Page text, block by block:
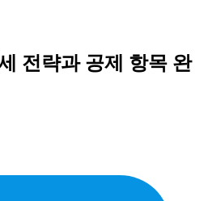
전략과 공제 항목 완